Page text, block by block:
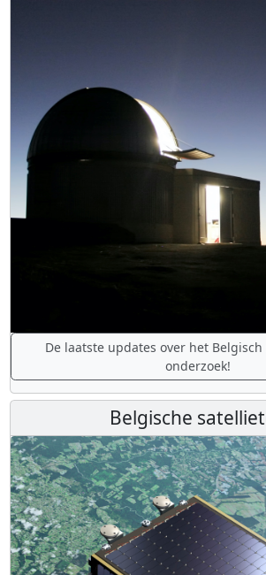
De laatste updates over het
onderzoek!
Belgische